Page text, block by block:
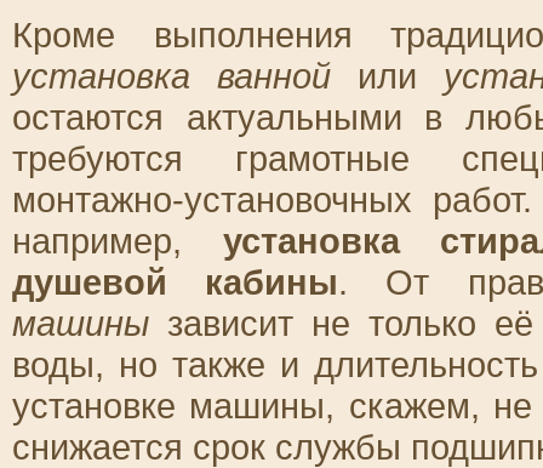
Кроме выполнения
установка ваннойили
остаются актуальными в
требуются грамотные
монтажно-установочных
например, установка
душевой кабины. От
машины зависит не только
воды, но также и
установке машины, скажем, не
снижается срок службы